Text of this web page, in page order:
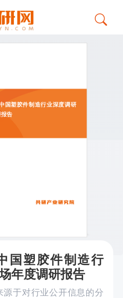
国塑胶件制造行业深度调研
告
国塑胶件制造行
年度调研报告
于对行业公开信息的分